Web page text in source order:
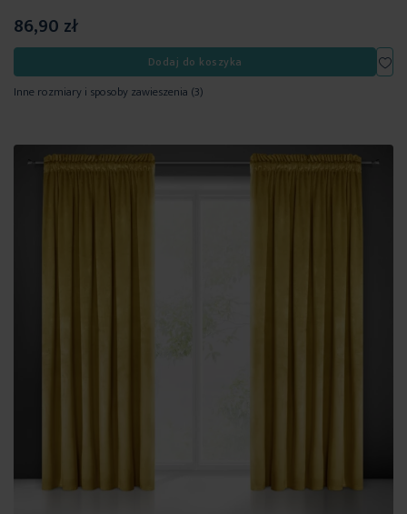
86,90 zł
Dodaj do koszyka
Inne rozmiary i sposoby zawieszenia (3)